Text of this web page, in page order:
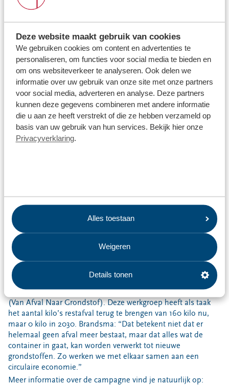
Deze website maakt gebruik van cookies
We gebruiken cookies om content en advertenties te
personaliseren, om functies voor social media te bieden en
om ons websiteverkeer te analyseren. Ook delen we
informatie over uw gebruik van onze site met onze partners
voor social media, adverteren en analyse. Deze partners
kunnen deze gegevens combineren met andere informatie
die u aan ze heeft verstrekt of die ze hebben verzameld op
basis van uw gebruik van hun services. Bekijk hier onze
Privacyverklaring.
Alles toestaan
Weigeren
Details tonen
De gemiddelde grijze container is voor de helft gevuld met
etensresten. Brandsma: “Van het groene afval dat in de
grijze bak terecht komt, kan geen compost meer worden
gemaakt. Zonde! Want compost is superfood voor tuinen,
groenstroken en voor de aardappeloogst van de boer. Een
kleine inspanning als etensresten scheiden, maakt dus écht
verschil.”
Lekker-lui-bakje
Met deze campagne kiest Omrin voor een heel andere
benadering dan eerder. “We gaan mensen niet met
genoemd) voor in de keuken. “Veel mensen hebben alleen
een prullenbak voor restafval in huis staan, waar ook
etensresten in terecht komen. Uit onderzoek blijkt dat zoiets
simpels als een biobakje op het aanrecht, écht het verschil
kan maken voor luie wereldverbeteraars. Daarmee maken we
het nóg makkelijker om etensresten te scheiden.”
Nul kilo restafval
De campagne wordt aangejaagd door de VANG-werkgroep
(Van Afval Naar Grondstof). Deze werkgroep heeft als taak
het aantal kilo’s restafval terug te brengen van 160 kilo nu,
maar 0 kilo in 2030. Brandsma: “Dat betekent niet dat er
helemaal geen afval meer bestaat, maar dat alles wat de
container in gaat, kan worden verwerkt tot nieuwe
grondstoffen. Zo werken we met elkaar samen aan een
circulaire economie.”
Meer informatie over de campagne vind je natuurlijk op: